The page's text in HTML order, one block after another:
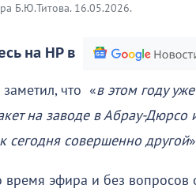
Б.Ю.Титова. 16.05.2026.
на НР в
что «в этом году
на заводе в Абрау-Дюрсо
сегодня совершенно другой
время эфира и без